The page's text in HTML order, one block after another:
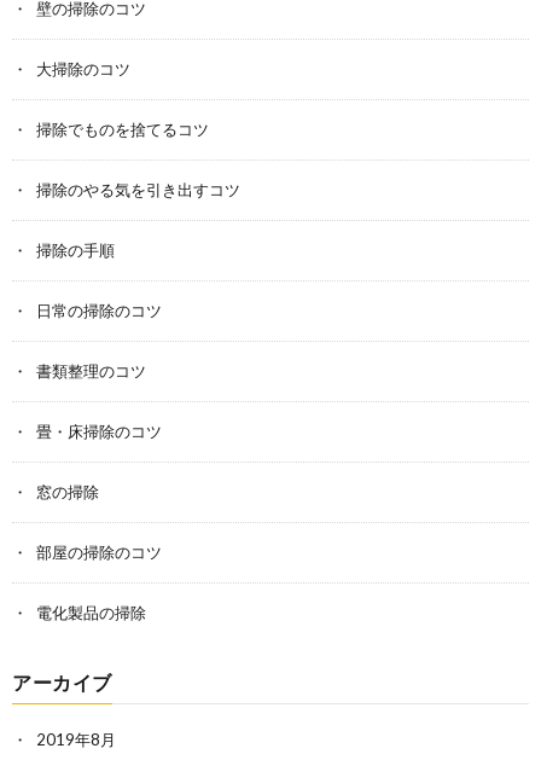
壁の掃除のコツ
大掃除のコツ
掃除でものを捨てるコツ
掃除のやる気を引き出すコツ
掃除の手順
日常の掃除のコツ
書類整理のコツ
畳・床掃除のコツ
窓の掃除
部屋の掃除のコツ
電化製品の掃除
アーカイブ
2019年8月